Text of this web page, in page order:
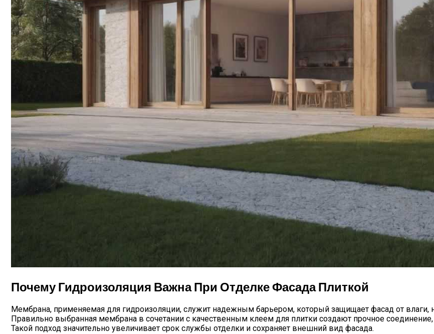
Влияние Ветровой Нагрузки На Алюминиевые Конструкции
Лист Стальной Б/у: Особенности Материала
Почему Гидроизоляция Важна При Отделке Фасада Плиткой
Мембрана, применяемая для гидроизоляции, служит надежным барьером, который защищает фасад от влаги,
Правильно выбранная мембрана в сочетании с качественным клеем для плитки создают прочное
Такой подход значительно увеличивает срок службы отделки и сохраняет внешний вид фасада.